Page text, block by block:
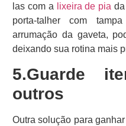
las com a
lixeira de pia
porta-talher com
arrumação da gaveta,
deixando sua rotina mais
5.Guarde
outros
Outra solução para